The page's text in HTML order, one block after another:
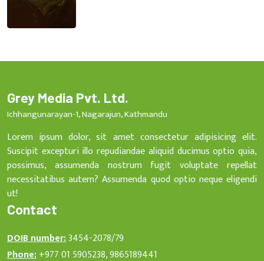
Grey Media Pvt. Ltd.
Ichhangunarayan-1, Nagarajun, Kathmandu
Lorem ipsum dolor, sit amet consectetur adipisicing elit.
Suscipit excepturi illo repudiandae aliquid ducimus optio quia,
possimus, assumenda nostrum fugit voluptate repellat
necessitatibus autem? Assumenda quod optio neque eligendi
ut!
Contact
DOIB number:3454-2078/79
Phone:+977 01 5905238, 9865189441